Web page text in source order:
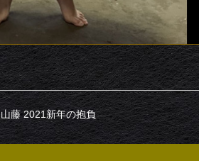
山藤 2021新年の抱負